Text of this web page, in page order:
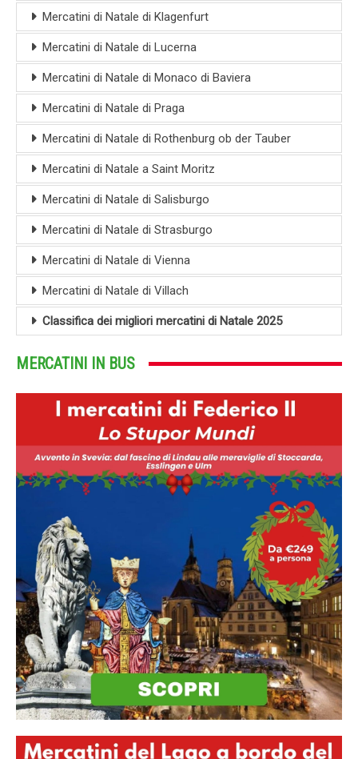
Mercatini di Natale di Klagenfurt
Mercatini di Natale di Lucerna
Mercatini di Natale di Monaco di Baviera
Mercatini di Natale di Praga
Mercatini di Natale di Rothenburg ob der Tauber
Mercatini di Natale a Saint Moritz
Mercatini di Natale di Salisburgo
Mercatini di Natale di Strasburgo
Mercatini di Natale di Vienna
Mercatini di Natale di Villach
Classifica dei migliori mercatini di Natale 2025
MERCATINI IN BUS